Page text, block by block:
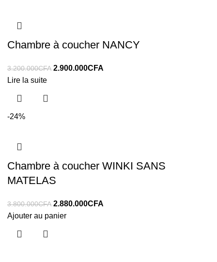
Chambre à coucher NANCY
3.200.000CFA 2.900.000CFA
Lire la suite
-24%
Chambre à coucher WINKI SANS
MATELAS
3.800.000CFA 2.880.000CFA
Ajouter au panier